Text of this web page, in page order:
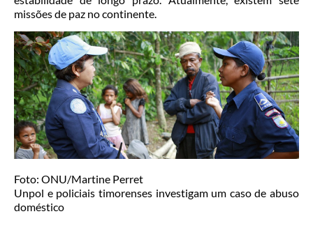
missões de paz no continente.
Foto: ONU/Martine Perret
Unpol e policiais timorenses investigam um caso de abuso
doméstico